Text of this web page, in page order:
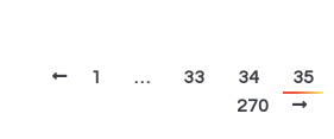
1 … 33 34 35
270